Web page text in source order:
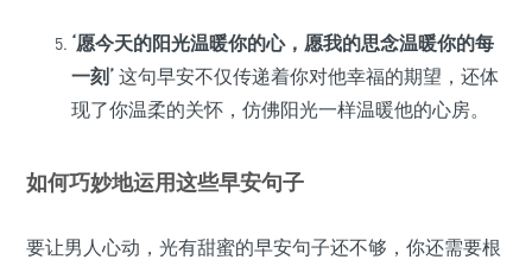
‘愿今天的阳光温暖你的心，愿我的思念温暖你的每
一刻’ 这句早安不仅传递着你对他幸福的期望，还体
现了你温柔的关怀，仿佛阳光一样温暖他的心房。
如何巧妙地运用这些早安句子
要让男人心动，光有甜蜜的早安句子还不够，你还需要根